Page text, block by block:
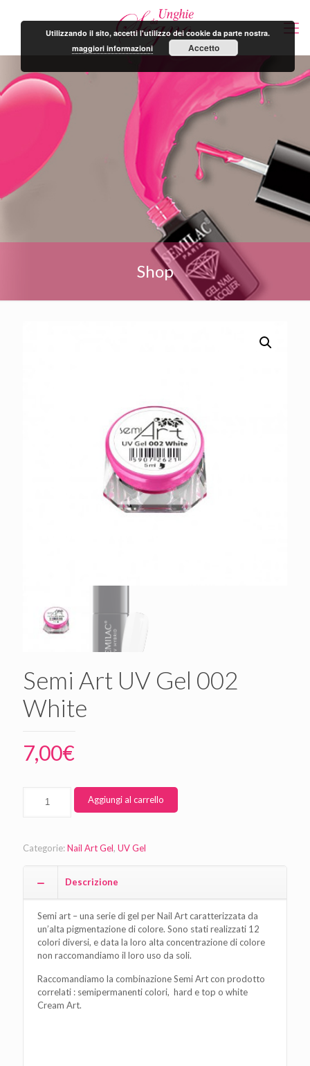
Shop
Semi Art UV Gel 002
White
7,00€
Aggiungi al carrello
Categorie:Nail Art Gel, UV Gel
Descrizione
Semi art – una serie di gel per Nail Art caratterizzata da
un’alta pigmentazione di colore. Sono stati realizzati 12
colori diversi, e data la loro alta concentrazione di colore
non raccomandiamo il loro uso da soli.
Raccomandiamo la combinazione Semi Art con prodotto
correlati : semipermanenti colori, hard e top o white
Cream Art.
Utilizzando il sito, accetti l'utilizzo dei cookie da parte nostra.
maggiori informazioni
Accetto